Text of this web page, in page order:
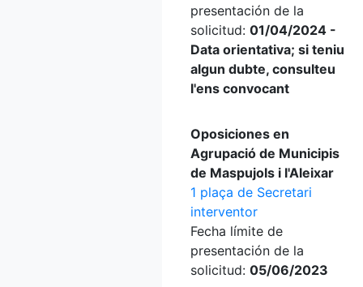
presentación de la
solicitud: 01/04/2024 -
Data orientativa; si teniu
algun dubte, consulteu
l'ens convocant
Oposiciones en
Agrupació de Municipis
de Maspujols i l'Aleixar
1 plaça de Secretari
interventor
Fecha límite de
presentación de la
solicitud: 05/06/2023